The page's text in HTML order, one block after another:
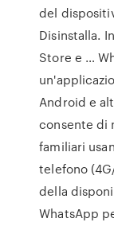
del
Disinstalla.
Store e …
Android e
consente di
familiari
telefono
della
WhatsApp